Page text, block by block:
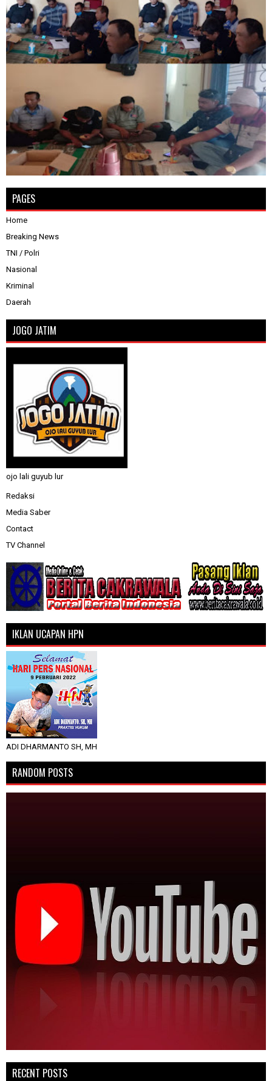
PAGES
Home
Breaking News
TNI / Polri
Nasional
Kriminal
Daerah
JOGO JATIM
ojo lali guyub lur
Redaksi
Media Saber
Contact
TV Channel
IKLAN UCAPAN HPN
ADI DHARMANTO SH, MH
RANDOM POSTS
RECENT POSTS